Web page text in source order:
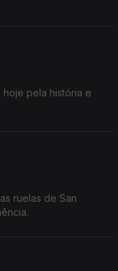
hoje pela história e
ruelas de San